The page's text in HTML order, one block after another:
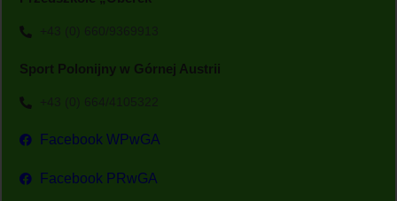
+43 (0) 660/9369913
Sport Polonijny w Górnej Austrii
+43 (0) 664/4105322
Facebook WPwGA
Facebook PRwGA